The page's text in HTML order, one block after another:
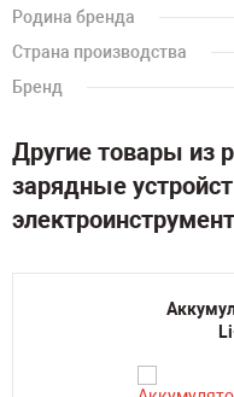
Родина бренда
Страна производства
Бренд
Другие товары из
зарядные